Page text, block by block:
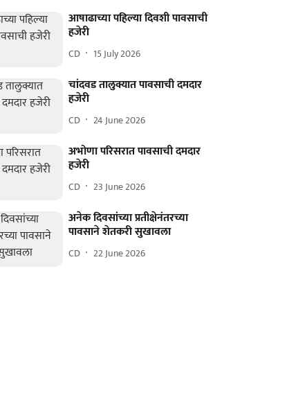
आषाढाच्या पहिल्या दिवशी पावसाची
हजेरी
CD 15 July 2026
चांदवड तालुक्यात पावसाची दमदार
हजेरी
CD 24 June 2026
अभोणा परिसरात पावसाची दमदार
हजेरी
CD 23 June 2026
अनेक दिवसांच्या प्रतीक्षेनंतरच्या
पावसाने शेतकरी सुखावला
CD 22 June 2026